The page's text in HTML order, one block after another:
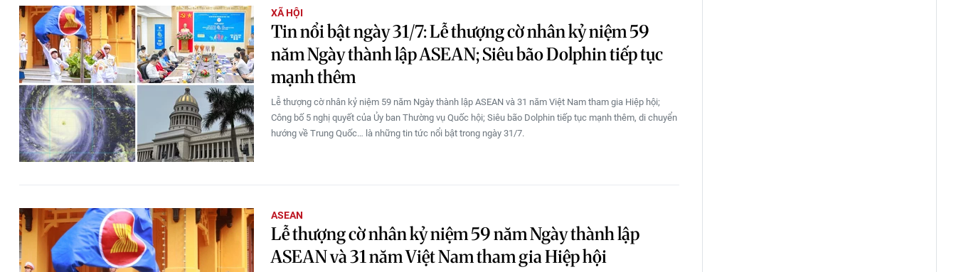
XÃ HỘI
Tin nổi bật ngày 31/7: Lễ thượng cờ nhân kỷ niệm 59
năm Ngày thành lập ASEAN; Siêu bão Dolphin tiếp tục
mạnh thêm
Lễ thượng cờ nhân kỷ niệm 59 năm Ngày thành lập ASEAN và 31 năm Việt Nam tham gia Hiệp hội;
Công bố 5 nghị quyết của Ủy ban Thường vụ Quốc hội; Siêu bão Dolphin tiếp tục mạnh thêm, di chuyển
hướng về Trung Quốc… là những tin tức nổi bật trong ngày 31/7.
ASEAN
Lễ thượng cờ nhân kỷ niệm 59 năm Ngày thành lập
ASEAN và 31 năm Việt Nam tham gia Hiệp hội